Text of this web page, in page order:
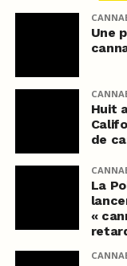
Une
Huit
de
La
«